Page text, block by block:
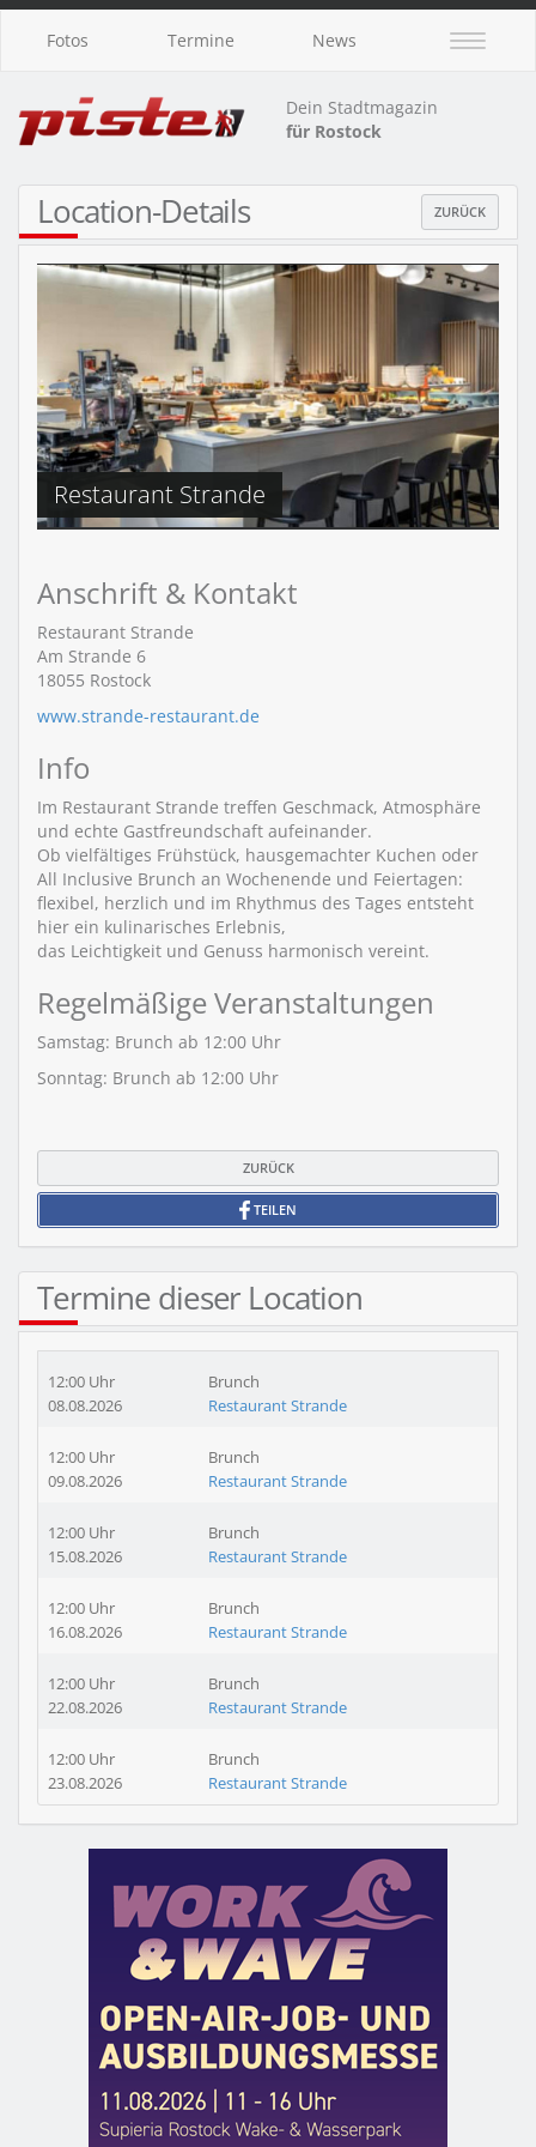
Fotos Termine News
Dein Stadtmagazin
für Rostock
Location-Details ZURÜCK
Restaurant Strande
Anschrift & Kontakt
Restaurant Strande
Am Strande 6
18055 Rostock
www.strande-restaurant.de
Info
Im Restaurant Strande treffen Geschmack, Atmosphäre
und echte Gastfreundschaft aufeinander.
Ob vielfältiges Frühstück, hausgemachter Kuchen oder
All Inclusive Brunch an Wochenende und Feiertagen:
flexibel, herzlich und im Rhythmus des Tages entsteht
hier ein kulinarisches Erlebnis,
das Leichtigkeit und Genuss harmonisch vereint.
Regelmäßige Veranstaltungen
Samstag: Brunch ab 12:00 Uhr
Sonntag: Brunch ab 12:00 Uhr
ZURÜCK
TEILEN
Termine dieser Location
12:00 Uhr
08.08.2026
Brunch
Restaurant Strande
12:00 Uhr
09.08.2026
Brunch
Restaurant Strande
12:00 Uhr
15.08.2026
Brunch
Restaurant Strande
12:00 Uhr
16.08.2026
Brunch
Restaurant Strande
12:00 Uhr
22.08.2026
Brunch
Restaurant Strande
12:00 Uhr
23.08.2026
Brunch
Restaurant Strande